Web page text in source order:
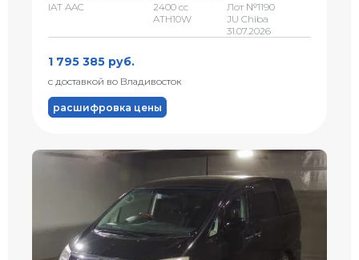
IAT AAC
2400 сс
ATH10W
Лот №1190
JU Chiba
31.07.2026
1 795 385 руб.
с доставкой во Владивосток
расшифровка цены